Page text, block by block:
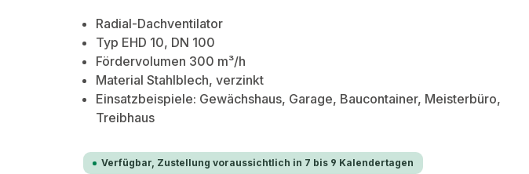
Radial-Dachventilator
Typ EHD 10, DN 100
Fördervolumen 300 m³/h
Material Stahlblech, verzinkt
Einsatzbeispiele: Gewächshaus, Garage, Baucontainer, Meisterbüro,
Treibhaus
Verfügbar, Zustellung voraussichtlich in 7 bis 9 Kalendertagen